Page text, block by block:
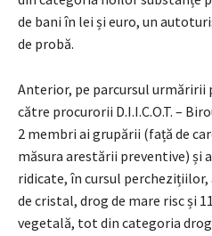
de bani în lei și euro, un
de probă.
Anterior, pe parcursul urmăririi
către procurorii D.I.I.C.O.T. –
2 membri ai grupării (față de
măsura arestării preventive) și
ridicate, în cursul
de cristal, drog de mare risc și
vegetală, tot din categoria